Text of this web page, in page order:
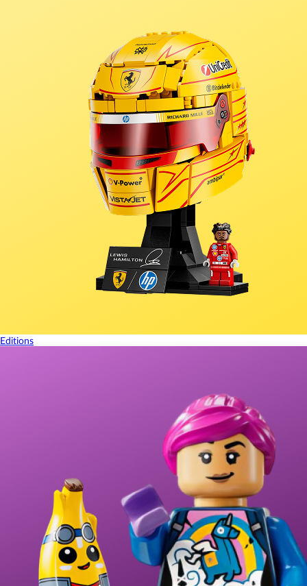
Editions